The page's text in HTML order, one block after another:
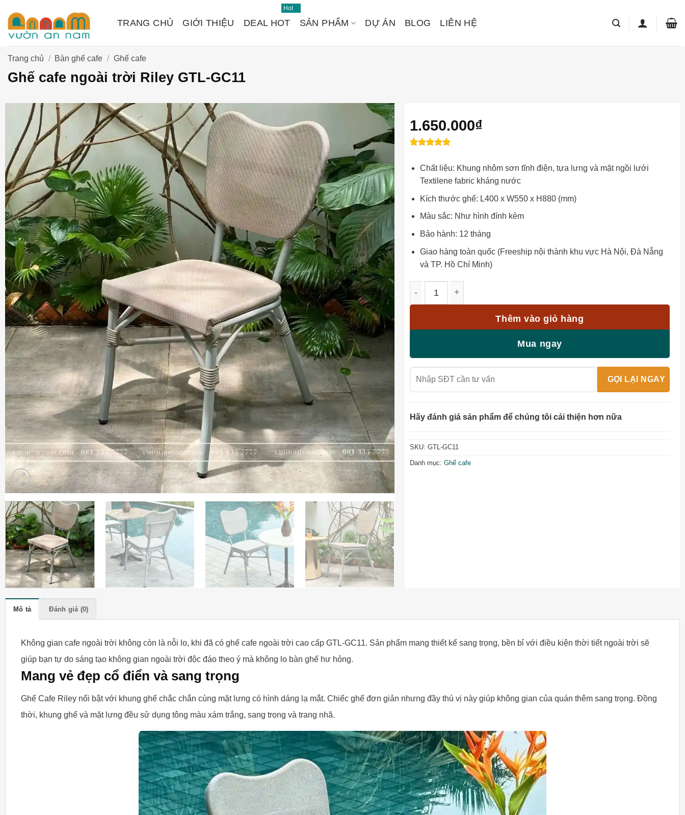
qua
nội
dung
TRANG CHỦ GIỚI THIỆU DEAL HOT
Hot
SẢN PHẨM DỰ ÁN BLOG LIÊN HỆ
Trang chủ / Bàn ghế cafe / Ghế cafe
Ghế cafe ngoài trời Riley GTL-GC11
1.650.000₫
dựa trên
đánh giá
giá
Chất liệu: Khung nhôm sơn tĩnh điện, tựa lưng và mặt ngồi lưới
Textilene fabric kháng nước
Kích thước ghế: L400 x W550 x H880 (mm)
Màu sắc: Như hình đính kèm
Bảo hành: 12 tháng
Giao hàng toàn quốc (Freeship nội thành khu vực Hà Nội, Đà Nẵng
và TP. Hồ Chí Minh)
Thêm vào giỏ hàng
Mua ngay
Hãy đánh giá sản phẩm để chúng tôi cải thiện hơn nữa
SKU: GTL-GC11
Danh mục: Ghế cafe
Mô tả Đánh giá (0)
Không gian cafe ngoài trời không còn là nỗi lo, khi đã có ghế cafe ngoài trời cao cấp GTL-GC11. Sản phẩm mang thiết kế sang trọng, bền bỉ với điều kiện thời tiết ngoài trời sẽ
giúp bạn tự do sáng tạo không gian ngoài trời độc đáo theo ý mà không lo bàn ghế hư hỏng.
Mang vẻ đẹp cổ điển và sang trọng
Ghế Cafe Riley nổi bật với khung ghế chắc chắn cùng mặt lưng có hình dáng lạ mắt. Chiếc ghế đơn giản nhưng đầy thú vị này giúp không gian của quán thêm sang trọng. Đồng
thời, khung ghế và mặt lưng đều sử dụng tông màu xám trắng, sang trọng và trang nhã.